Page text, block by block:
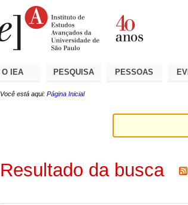
O IEA PESQUISA PESSOAS
Você está aqui: Página Inicial
Resultado da busca